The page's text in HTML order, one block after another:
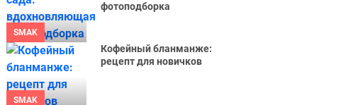
SMAK
фотоподборка
SMAK
Кофейный бланманже:
рецепт для новичков